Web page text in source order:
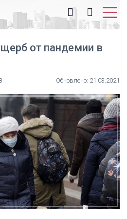
от пандемии в
Обновлено: 21.03.2021